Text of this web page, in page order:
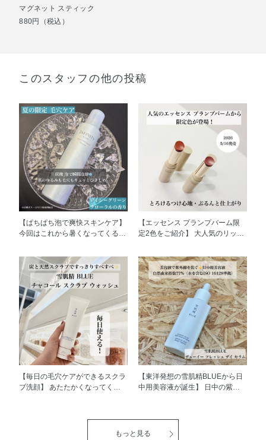
マグネット スティック
880円（税込）
このスタッフの他の投稿
【ぱちぱち泡で爽快スキンケア】
今回はこれから暑くなってくる時
ニティ クール アストリンゼン
ト フローズンをご紹介いたしま
す！ 朝メイクをする前のお手入
れにご使用いただくことで、ひん
やりサラサラ肌へみちびきます🧊
涼やかさを感じるアイシーグリー
ンフローラルの香りも、ひんやり
ぱちぱち感触も、夏の朝のお手入
れにぴったりです！ 化粧くずれ
のしにくいサラサラ肌へととのえ
てくれるので、 夏本番前にぜひ
お手に取ってみてください😆☀️
【エッセンス プランプバーム限
定2色をご紹介】 大人気のリップ
を持ち合わせたリップから限定色
が2色登場です🌟 フルーツミント
の香りと、スースーする清涼感が
とっても心地よいです🩵 どなた
でも付けやすい色ですが、実際に
試したところ RO681はお洒落感
が🆙するような印象の仕上がり
で、 PK882は多幸感が🆙するよ
うな印象の仕上がり と感じてい
ます☺️ ぜひお試しください♪
【毎日の毛穴ケアができるスクラ
ブ洗顔】 あたたかくなってくる
そんな方にオススメな、雪肌精
BLUE チャコール スクラブ ウォ
【東洋発想の雪肌精BLUEから日
中用美容液が誕生】 日中の紫外
美容液、 雪肌精BLUE デューイー
フレッシュ デイ セラムをご紹介
もっと見る